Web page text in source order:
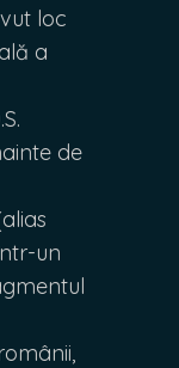
loc
a
de
un